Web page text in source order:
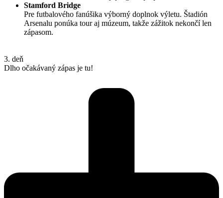
Stamford Bridge
Pre futbalového fanúšika výborný doplnok výletu. Štadión
Arsenalu ponúka tour aj múzeum, takže zážitok nekončí len
zápasom.
3. deň
Dlho očakávaný zápas je tu!